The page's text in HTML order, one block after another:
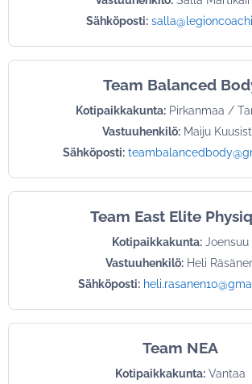
Sähköposti:
Team Balanced
Kotipaikkakunta: Pirkanmaa /
Vastuuhenkilö: Maiju
Sähköposti:
Team East Elite
Kotipaikkakunta: Joensuu
Vastuuhenkilö: Heli
Sähköposti:
Team NEA
Kotipaikkakunta: Vantaa